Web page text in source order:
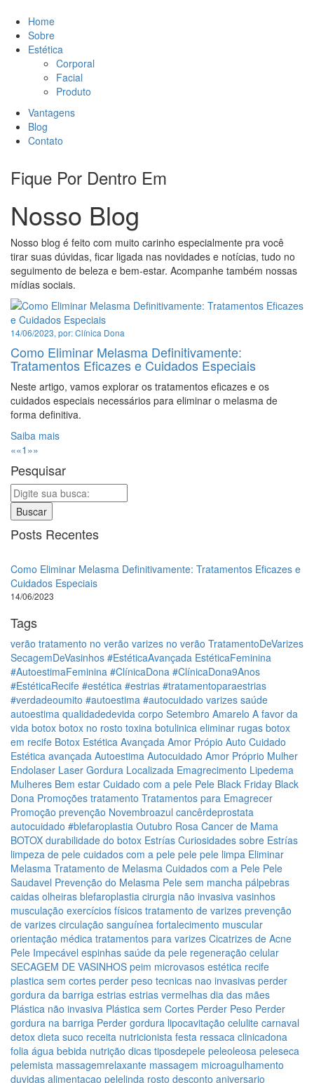
Home
Sobre
Estética
Corporal
Facial
Produto
Vantagens
Blog
Contato
Fique Por Dentro Em
Nosso Blog
Nosso blog é feito com muito carinho especialmente pra você
tirar suas dúvidas, ficar ligada nas novidades e notícias, tudo no
seguimento de beleza e bem-estar. Acompanhe também nossas
mídias sociais.
14/06/2023, por: Clínica Dona
Como Eliminar Melasma Definitivamente:
Tratamentos Eficazes e Cuidados Especiais
Neste artigo, vamos explorar os tratamentos eficazes e os
cuidados especiais necessários para eliminar o melasma de
forma definitiva.
Saiba mais
««1 »»
Pesquisar
Buscar
Posts Recentes
Como Eliminar Melasma Definitivamente: Tratamentos Eficazes e
Cuidados Especiais
14/06/2023
Tags
verão tratamento no verão varizes no verão TratamentoDeVarizes
SecagemDeVasinhos #EstéticaAvançada EstéticaFeminina
#AutoestimaFeminina #ClínicaDona #ClínicaDona9Anos
#EstéticaRecife #estética #estrias #tratamentoparaestrias
#verdadeoumito #autoestima #autocuidado varizes saúde
autoestima qualidadedevida corpo Setembro Amarelo A favor da
vida botox botox no rosto toxina botulinica eliminar rugas botox
em recife Botox Estética Avançada Amor Própio Auto Cuidado
Estética avançada Autoestima Autocuidado Amor Próprio Mulher
Endolaser Laser Gordura Localizada Emagrecimento Lipedema
Mulheres Bem estar Cuidado com a pele Pele Black Friday Black
Dona Promoções tratamento Tratamentos para Emagrecer
Promoção prevenção Novembroazul cancêrdeprostata
autocuidado #blefaroplastia Outubro Rosa Cancer de Mama
BOTOX durabilidade do botox Estrías Curiosidades sobre Estrías
limpeza de pele cuidados com a pele pele pele limpa Eliminar
Melasma Tratamento de Melasma Cuidados com a Pele Pele
Saudavel Prevenção do Melasma Pele sem mancha pálpebras
caidas olheiras blefaroplastia cirurgia não invasiva vasinhos
musculação exercícios físicos tratamento de varizes prevenção
de varizes circulação sanguínea fortalecimento muscular
orientação médica tratamentos para varizes Cicatrizes de Acne
Pele Impecável espinhas saúde da pele regeneração celular
SECAGEM DE VASINHOS peim microvasos estética recife
plastica sem cortes perder peso tecnicas nao invasivas perder
gordura da barriga estrias estrias vermelhas dia das mães
Plástica não invasiva Plástica sem Cortes Perder Peso Perder
gordura na barriga Perder gordura lipocavitação celulite carnaval
detox dieta suco receita nutricionista festa ressaca clinicadona
folia água bebida nutrição dicas tiposdepele peleoleosa peleseca
pelemista massagemrelaxante massagem microagulhamento
duvidas alimentacao pelelinda rosto desconto aniversario